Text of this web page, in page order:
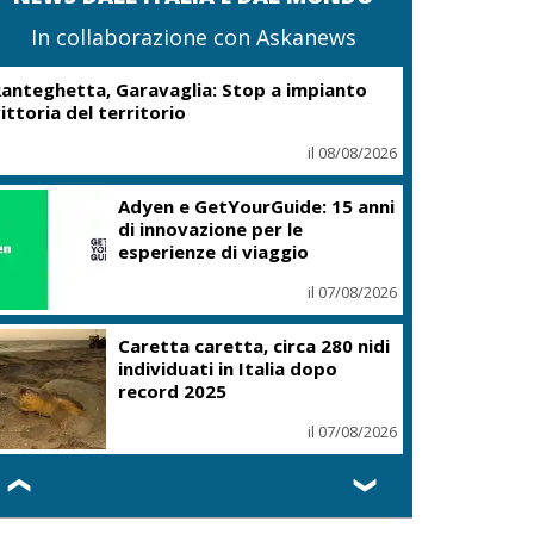
In collaborazione con Askanews
Garavaglia: Stop a impianto
del territorio
il 08/08/2026
Adyen e GetYourGuide: 15 anni
di innovazione per le
esperienze di viaggio
il 07/08/2026
Caretta caretta, circa 280 nidi
individuati in Italia dopo
record 2025
il 07/08/2026
❮ ❯